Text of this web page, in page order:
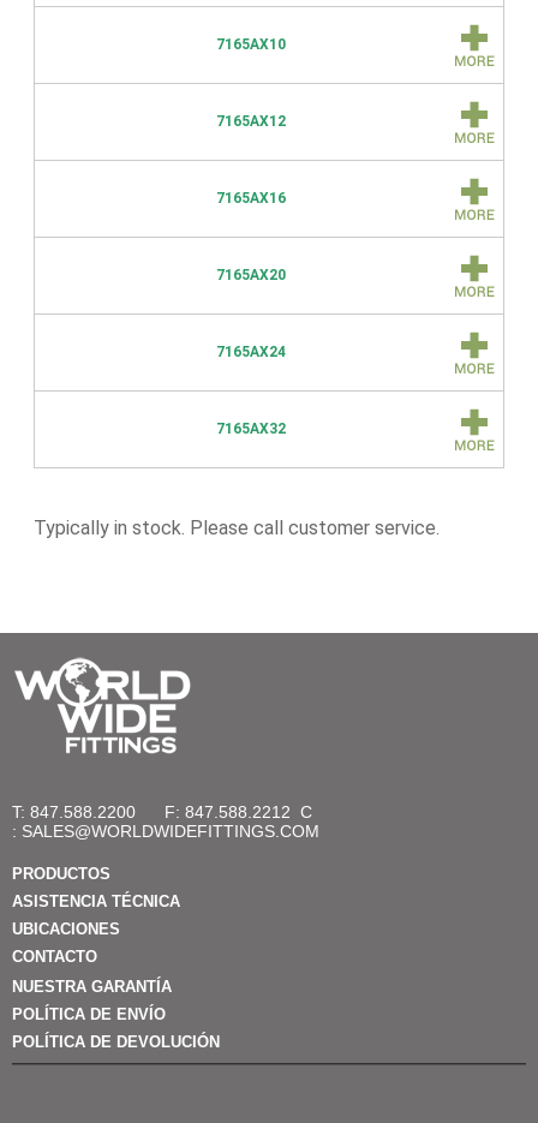
7165AX10
7165AX12
7165AX16
7165AX20
7165AX24
7165AX32
Typically in stock. Please call customer service.
T: 847.588.2200 F: 847.588.2212 C
: SALES@WORLDWIDEFITTINGS.COM
PRODUCTOS
ASISTENCIA TÉCNICA
UBICACIONES
CONTACTO
NUESTRA GARANTÍA
POLÍTICA DE ENVÍO
POLÍTICA DE DEVOLUCIÓN